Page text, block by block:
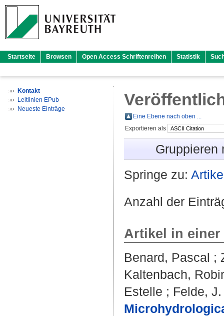
Startseite Browsen Open Access Schriftenreihen Statistik
Kontakt
Leitlinien EPub
Neueste Einträge
Eine Ebene nach oben ...
Exportieren als
Gruppieren
Springe zu:
Anzahl der
Artikel in
Benard, Pascal ;
Kaltenbach,
Estelle ; Felde,